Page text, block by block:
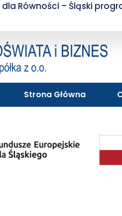
Równości – Śląski
Strona Główna